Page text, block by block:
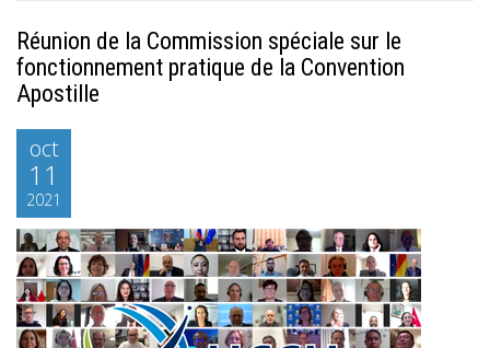
Réunion de la Commission spéciale sur le
fonctionnement pratique de la Convention
Apostille
oct
11
2021